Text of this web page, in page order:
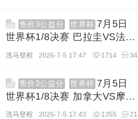
售价3公益分 世界杯 7月5日
世界杯1/8决赛 巴拉圭VS法国
1080P 英语 BBC HD 10.1G
洗马登程 2026-7-5 17:47 34
1714
售价3公益分 世界杯 7月5日
世界杯1/8决赛 加拿大VS摩洛
哥 1080P 英语 ITV HD 9.4G
洗马登程 2026-7-5 17:43 21
1355